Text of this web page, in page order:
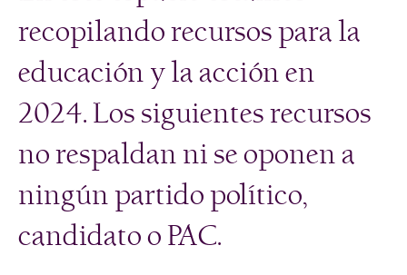
recopilando recursos para la
educación y la acción en
2024. Los siguientes recursos
no respaldan ni se oponen a
ningún partido político,
candidato o PAC.